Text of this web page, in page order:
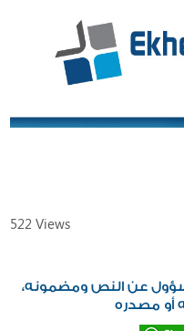
522 Views
عن النص ومضمونه،
أو مصدره